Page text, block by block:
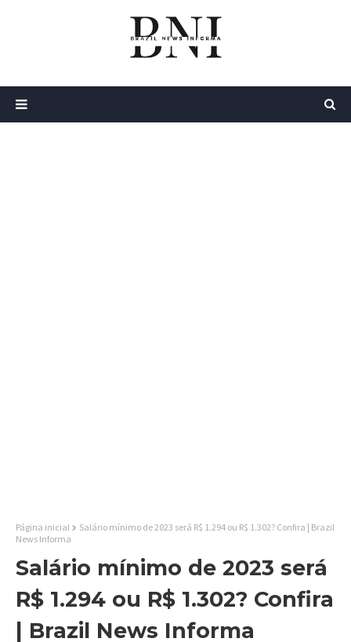
Página inicial
Salário mínimo de 2023 será R$ 1.294 ou R$ 1.302? Confira | Brazil
News Informa
Salário mínimo de 2023 será
R$ 1.294 ou R$ 1.302? Confira
| Brazil News Informa